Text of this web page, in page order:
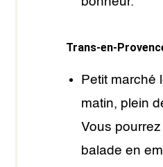
Trans-en-
Petit marché
matin, plein
Vous
balade en